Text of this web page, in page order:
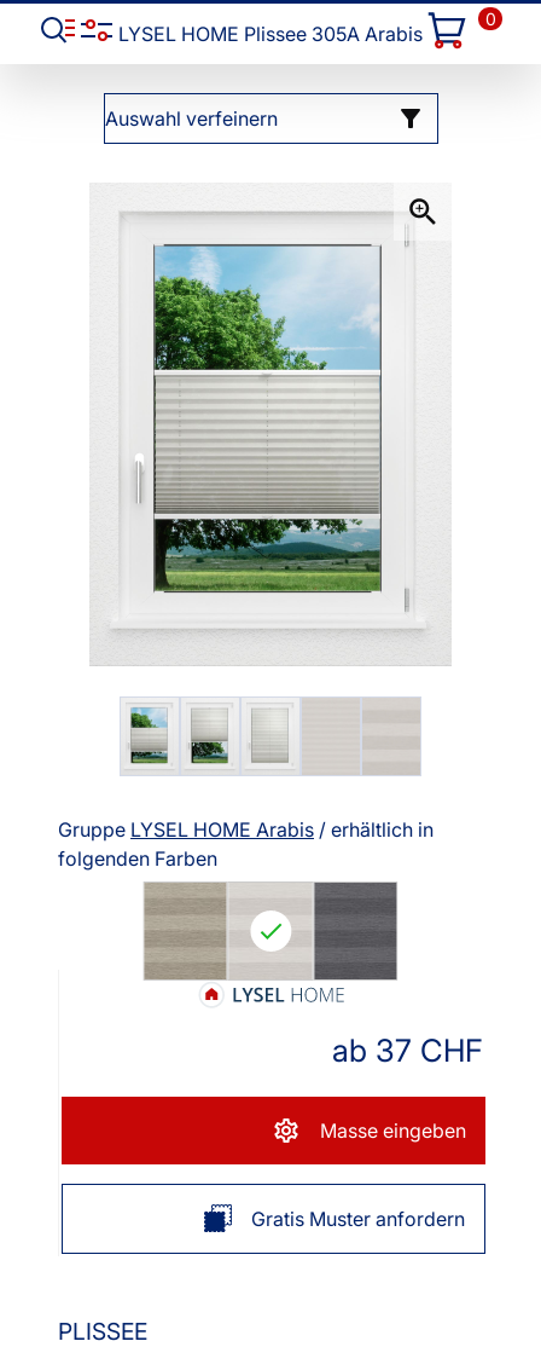
LYSEL HOME Plissee 305A Arabis
0
Auswahl verfeinern
Gruppe LYSEL HOME Arabis / erhältlich in
folgenden Farben
PLISSEE
ab 37 CHF
Masse eingeben
Gratis Muster anfordern